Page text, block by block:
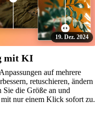
19. Dez. 2024
mit KI
auf mehrere
retuschieren, ändern
Sie die Größe an und
nur einem Klick sofort zu.